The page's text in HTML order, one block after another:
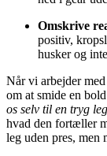
Omskrive
positiv,
husker og
Når vi arbejder
om at smide en
os selv til en tryg
hvad den fortæller
leg uden pres,